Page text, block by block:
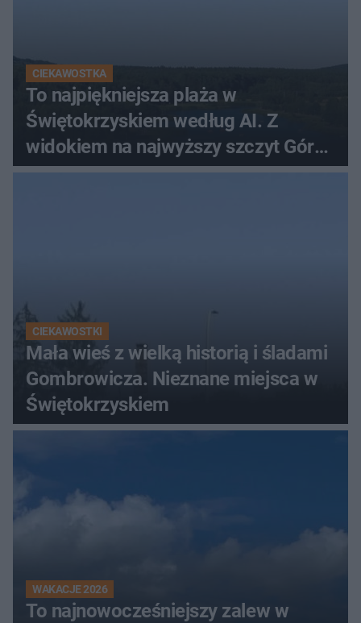
CIEKAWOSTKA
To najpiękniejsza plaża w
Świętokrzyskiem według AI. Z
widokiem na najwyższy szczyt Gór
Świętokrzyskich
CIEKAWOSTKI
Mała wieś z wielką historią i śladami
Gombrowicza. Nieznane miejsca w
Świętokrzyskiem
WAKACJE 2026
To najnowocześniejszy zalew w